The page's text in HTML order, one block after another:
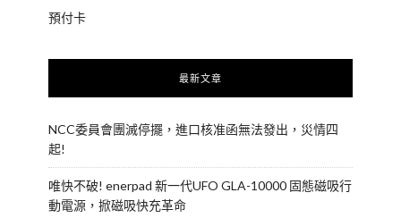
預付卡
最新文章
NCC委員會團滅停擺，進口核准函無法發出，災情四
起!
唯快不破! enerpad 新一代UFO GLA-10000 固態磁吸行
動電源，掀磁吸快充革命